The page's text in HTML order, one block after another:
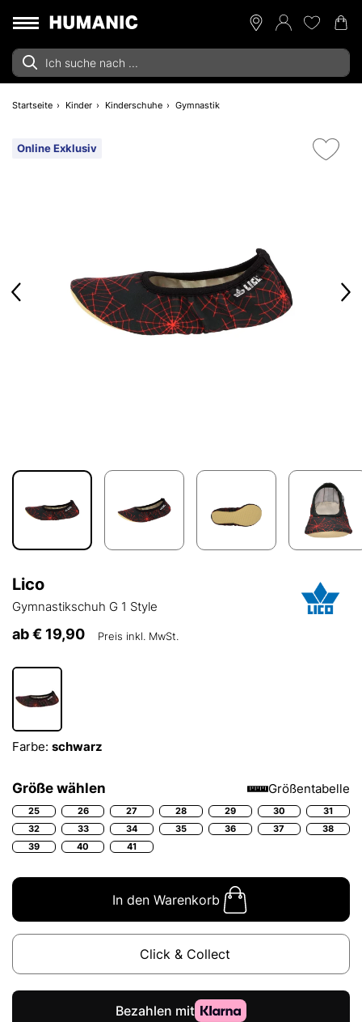
Startseite Kinder Kinderschuhe Gymnastik
Online Exklusiv
Lico
Gymnastikschuh G 1 Style
ab€ 19,90 Preis inkl. MwSt.
Farbe: schwarz
Größe wählen Größentabelle
25 26 27 28 29 30
31
32
33 34 35 36 37
38
39
40 41
In den Warenkorb
Click & Collect